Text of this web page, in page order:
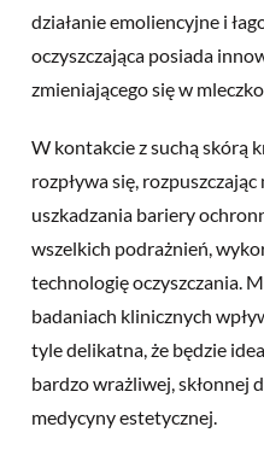
działanie emoliencyjne i
oczyszczająca posiada
zmieniającego się w
W kontakcie z suchą skórą
rozpływa się,
uszkadzania bariery
wszelkich podrażnień,
technologię oczyszczania.
badaniach klinicznych
tyle delikatna, że będzie
bardzo wrażliwej, skłonnej
medycyny estetycznej.